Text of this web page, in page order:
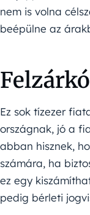
nem is volna
beépülne az
Ez sok tízezer
országnak, jó a
abban hisznek,
számára, ha
ez egy
pedig bérleti